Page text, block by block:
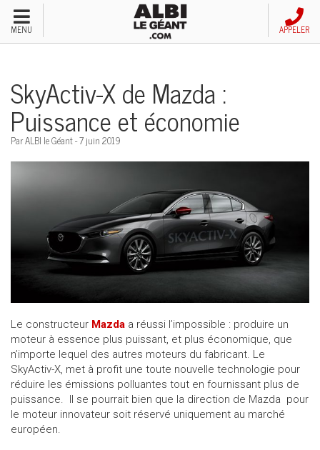
Menu
Véhicules d'occasion
Financement automobile
Service après-vente
Emploi et carrières
Concessions
Appeler nous maintenant!
Appeler nous maintenant!
1 855 771-2524
MENU APPELER
SkyActiv-X de Mazda :
Puissance et économie
Par ALBI le Géant - 7 juin 2019
Le constructeur Mazda a réussi l’impossible : produire un
moteur à essence plus puissant, et plus économique, que
n’importe lequel des autres moteurs du fabricant. Le
SkyActiv-X, met à profit une toute nouvelle technologie pour
réduire les émissions polluantes tout en fournissant plus de
puissance. Il se pourrait bien que la direction de Mazda pour
le moteur innovateur soit réservé uniquement au marché
européen.